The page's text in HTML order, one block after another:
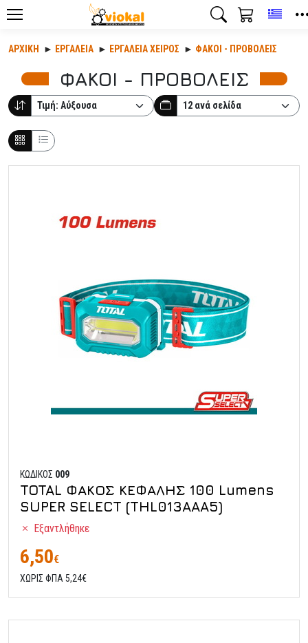
ΑΡΧΙΚΉ ΕΡΓΑΛΕΊΑ ΕΡΓΑΛΕΊΑ ΧΕΙΡΌΣ ΦΑΚΟΙ - ΠΡΟΒΟΛΕΙΣ
ΦΑΚΟΙ - ΠΡΟΒΟΛΕΙΣ
ΚΩΔΙΚΟΣ 009
TOTAL ΦΑΚΟΣ ΚΕΦΑΛΗΣ 100 Lumens
SUPER SELECT (THL013AAA5)
Εξαντλήθηκε
6,50€
ΧΩΡΙΣ ΦΠΑ 5,24€